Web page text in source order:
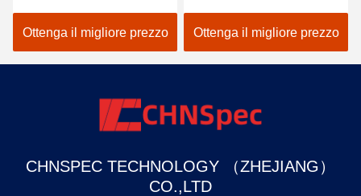
Ottenga il migliore prezzo Ottenga il migliore prezzo
CHNSPEC TECHNOLOGY （ZHEJIANG）
CO.,LTD